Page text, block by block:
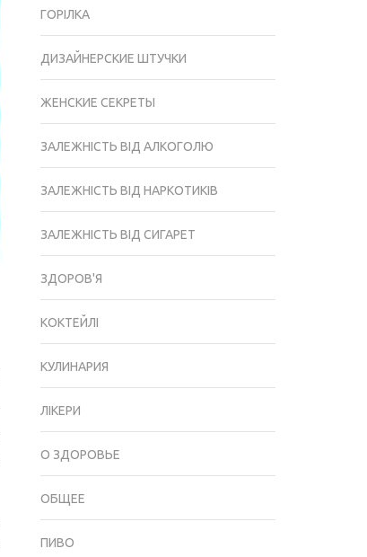
БЕЗОПАСНОСТЬ
ПРОЗРАЧНОСТЬ
ГОРІЛКА
ДИЗАЙНЕРСКИЕ ШТУЧКИ
ЖЕНСКИЕ СЕКРЕТЫ
ЗАЛЕЖНІСТЬ ВІД АЛКОГОЛЮ
ЗАЛЕЖНІСТЬ ВІД НАРКОТИКІВ
ЗАЛЕЖНІСТЬ ВІД СИГАРЕТ
ЗДОРОВ'Я
КОКТЕЙЛІ
КУЛИНАРИЯ
ЛІКЕРИ
О ЗДОРОВЬЕ
ОБЩЕЕ
ПИВО